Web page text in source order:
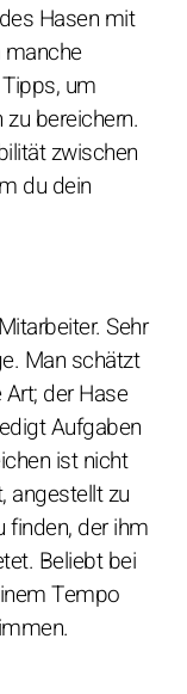
Hasen mit
manche
um
bereichern.
zwischen
du dein
Sehr
Man schätzt
der Hase
Aufgaben
ist nicht
angestellt zu
finden, der ihm
Beliebt bei
Tempo